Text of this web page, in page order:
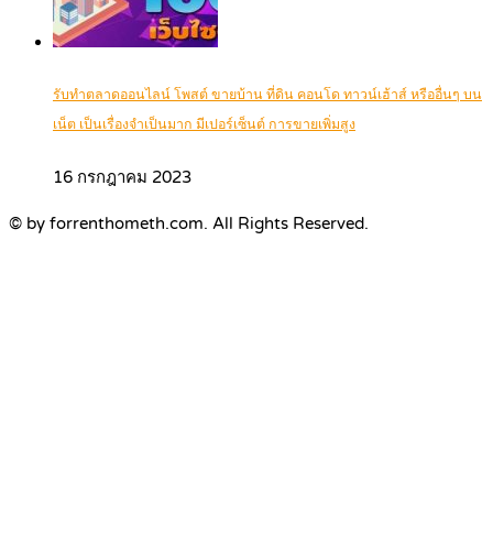
รับทำตลาดออนไลน์ โพสต์ ขายบ้าน ที่ดิน คอนโด ทาวน์เฮ้าส์ หรืออื่นๆ บน
เน็ต เป็นเรื่องจำเป็นมาก มีเปอร์เซ็นต์ การขายเพิ่มสูง
16 กรกฎาคม 2023
© by forrenthometh.com. All Rights Reserved.